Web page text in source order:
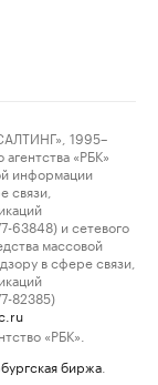
1995–
«РБК»
информации
связи,
63848) и сетевого
массовой
в сфере связи,
82385)
«РБК».
биржа